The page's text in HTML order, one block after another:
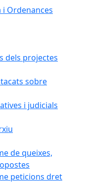
Ordenances
dels projectes
sobre
i judicials
de queixes,
peticions dret